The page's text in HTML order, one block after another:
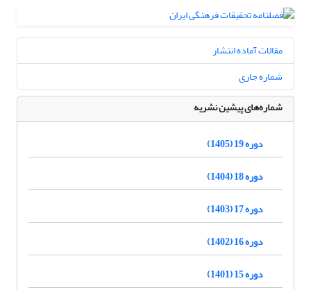
مقالات آماده انتشار
شماره جاری
شماره‌های پیشین نشریه
دوره 19 (1405)
دوره 18 (1404)
دوره 17 (1403)
دوره 16 (1402)
دوره 15 (1401)